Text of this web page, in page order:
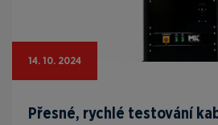
14. 10. 2024
Přesné, rychlé testování